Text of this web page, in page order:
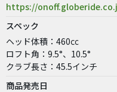
https://
スペック
ヘッド体積：460㏄
ロフト角：9.5°、10.5°
クラブ長さ：45.5インチ
商品発売日